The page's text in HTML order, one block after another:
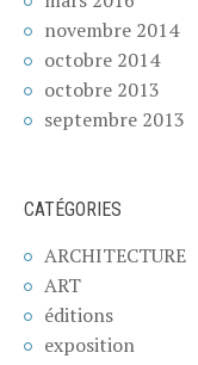
novembre 2014
octobre 2014
octobre 2013
septembre 2013
CATÉGORIES
ARCHITECTURE
ART
éditions
exposition